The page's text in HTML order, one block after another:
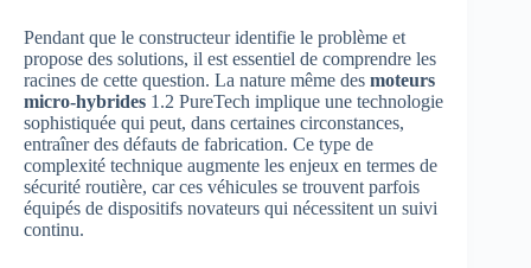
Pendant que le constructeur identifie le problème et
propose des solutions, il est essentiel de comprendre les
racines de cette question. La nature même des moteurs
micro-hybrides 1.2 PureTech implique une technologie
sophistiquée qui peut, dans certaines circonstances,
entraîner des défauts de fabrication. Ce type de
complexité technique augmente les enjeux en termes de
sécurité routière, car ces véhicules se trouvent parfois
équipés de dispositifs novateurs qui nécessitent un suivi
continu.